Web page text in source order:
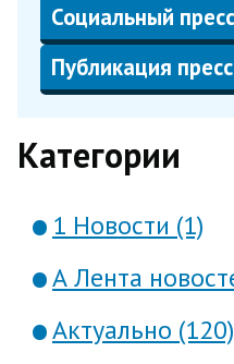
Социальный
Публикация
Категории
1 Новости (1)
А Лента
Актуально (120)